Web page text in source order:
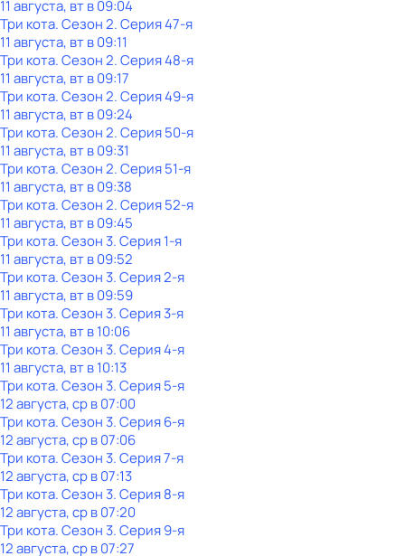
11 августа, вт в 09:04
Три кота. Сезон 2. Серия 47-я
11 августа, вт в 09:11
Три кота. Сезон 2. Серия 48-я
11 августа, вт в 09:17
Три кота. Сезон 2. Серия 49-я
11 августа, вт в 09:24
Три кота. Сезон 2. Серия 50-я
11 августа, вт в 09:31
Три кота. Сезон 2. Серия 51-я
11 августа, вт в 09:38
Три кота. Сезон 2. Серия 52-я
11 августа, вт в 09:45
Три кота. Сезон 3. Серия 1-я
11 августа, вт в 09:52
Три кота. Сезон 3. Серия 2-я
11 августа, вт в 09:59
Три кота. Сезон 3. Серия 3-я
11 августа, вт в 10:06
Три кота. Сезон 3. Серия 4-я
11 августа, вт в 10:13
Три кота. Сезон 3. Серия 5-я
12 августа, ср в 07:00
Три кота. Сезон 3. Серия 6-я
12 августа, ср в 07:06
Три кота. Сезон 3. Серия 7-я
12 августа, ср в 07:13
Три кота. Сезон 3. Серия 8-я
12 августа, ср в 07:20
Три кота. Сезон 3. Серия 9-я
12 августа, ср в 07:27